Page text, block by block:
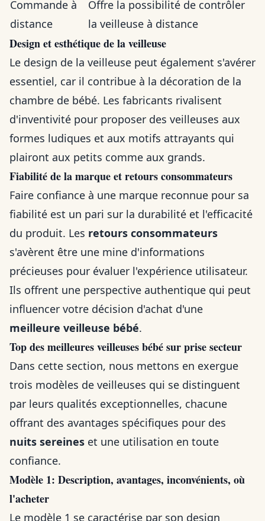
Commande à
distance
Offre la possibilité de contrôler
la veilleuse à distance
Design et esthétique de la veilleuse
Le design de la veilleuse peut également s'avérer
essentiel, car il contribue à la décoration de la
chambre de bébé. Les fabricants rivalisent
d'inventivité pour proposer des veilleuses aux
formes ludiques et aux motifs attrayants qui
plairont aux petits comme aux grands.
Fiabilité de la marque et retours consommateurs
Faire confiance à une marque reconnue pour sa
fiabilité est un pari sur la durabilité et l'efficacité
du produit. Les retours consommateurs
s'avèrent être une mine d'informations
précieuses pour évaluer l'expérience utilisateur.
Ils offrent une perspective authentique qui peut
influencer votre décision d'achat d'une
meilleure veilleuse bébé.
Top des meilleures veilleuses bébé sur prise secteur
Dans cette section, nous mettons en exergue
trois modèles de veilleuses qui se distinguent
par leurs qualités exceptionnelles, chacune
offrant des avantages spécifiques pour des
nuits sereines et une utilisation en toute
confiance.
Modèle 1: Description, avantages, inconvénients, où
l'acheter
Le modèle 1 se caractérise par son design